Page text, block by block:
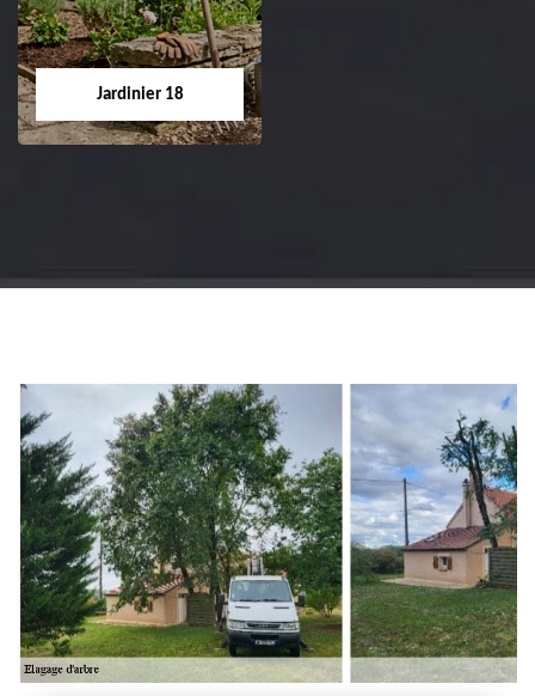
Entreprise dessouchage
arbre et haie 18 Cher
Jardinier 18